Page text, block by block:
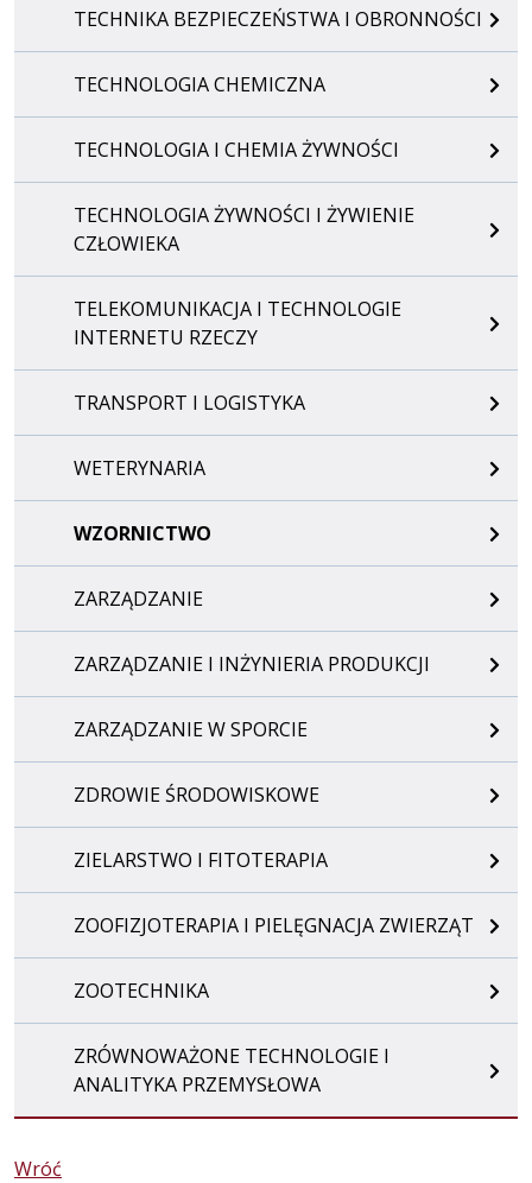
TECHNIKA BEZPIECZEŃSTWA I OBRONNOŚCI
TECHNOLOGIA CHEMICZNA
TECHNOLOGIA I CHEMIA ŻYWNOŚCI
TECHNOLOGIA ŻYWNOŚCI I ŻYWIENIE
CZŁOWIEKA
TELEKOMUNIKACJA I TECHNOLOGIE
INTERNETU RZECZY
TRANSPORT I LOGISTYKA
WETERYNARIA
WZORNICTWO
ZARZĄDZANIE
ZARZĄDZANIE I INŻYNIERIA PRODUKCJI
ZARZĄDZANIE W SPORCIE
ZDROWIE ŚRODOWISKOWE
ZIELARSTWO I FITOTERAPIA
ZOOFIZJOTERAPIA I PIELĘGNACJA ZWIERZĄT
ZOOTECHNIKA
ZRÓWNOWAŻONE TECHNOLOGIE I
ANALITYKA PRZEMYSŁOWA
Wróć